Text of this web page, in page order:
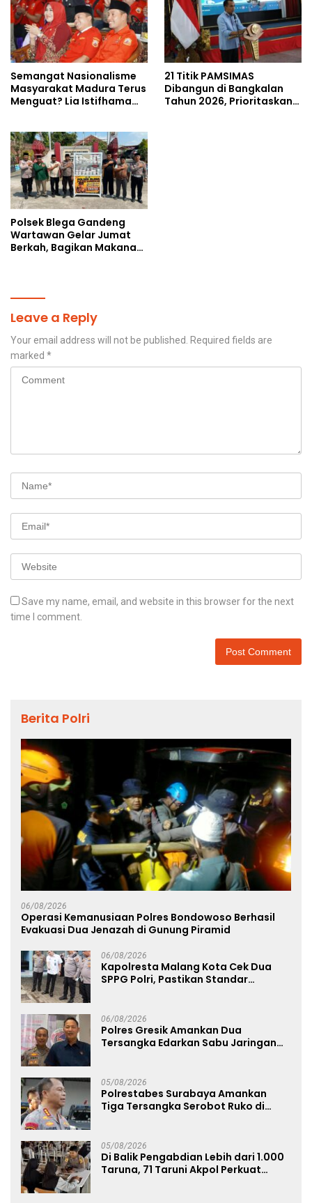
Semangat Nasionalisme
Masyarakat Madura Terus
Menguat? Lia Istifhama
NKRI
21 Titik PAMSIMAS
Dibangun di Bangkalan
Tahun 2026, Prioritaskan
Polsek Blega Gandeng
Wartawan Gelar Jumat
Berkah, Bagikan Makanan
Leave a Reply
Your email address will not be published.
Required fields are
marked *
Save my name, email, and website in this browser for the next
time I comment.
Berita Polri
06/08/2026
Operasi Kemanusiaan Polres Bondowoso Berhasil
Evakuasi Dua Jenazah di Gunung Piramid
06/08/2026
Kapolresta Malang Kota Cek Dua
SPPG Polri, Pastikan Standar
06/08/2026
Polres Gresik Amankan Dua
Tersangka Edarkan Sabu Jaringan
05/08/2026
Polrestabes Surabaya Amankan
Tiga Tersangka Serobot Ruko di
05/08/2026
Di Balik Pengabdian Lebih dari 1.000
Taruna, 71 Taruni Akpol Perkuat